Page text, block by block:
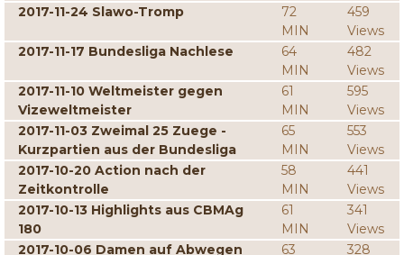
2017-11-24 Slawo-Tromp
72
MIN
459
Views
2017-11-17 Bundesliga Nachlese
64
MIN
482
Views
2017-11-10 Weltmeister gegen
Vizeweltmeister
61
MIN
595
Views
2017-11-03 Zweimal 25 Zuege -
Kurzpartien aus der Bundesliga
65
MIN
553
Views
2017-10-20 Action nach der
Zeitkontrolle
58
MIN
441
Views
2017-10-13 Highlights aus CBMAg
180
61
MIN
341
Views
2017-10-06 Damen auf Abwegen
63 328